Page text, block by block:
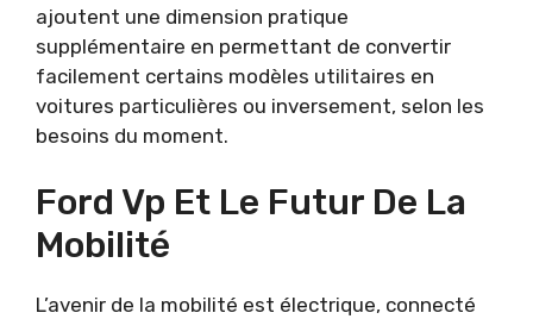
ajoutent une dimension pratique
supplémentaire en permettant de convertir
facilement certains modèles utilitaires en
voitures particulières ou inversement, selon les
besoins du moment.
Ford Vp Et Le Futur De La
Mobilité
L’avenir de la mobilité est électrique, connecté